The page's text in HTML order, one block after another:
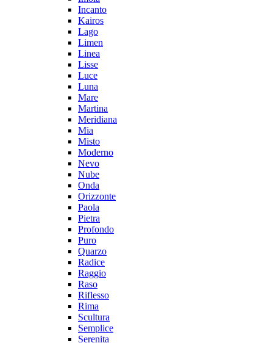
Incanto
Kairos
Lago
Limen
Linea
Lisse
Luce
Luna
Mare
Martina
Meridiana
Mia
Misto
Moderno
Nevo
Nube
Onda
Orizzonte
Paola
Pietra
Profondo
Puro
Quarzo
Radice
Raggio
Raso
Riflesso
Rima
Scultura
Semplice
Serenita